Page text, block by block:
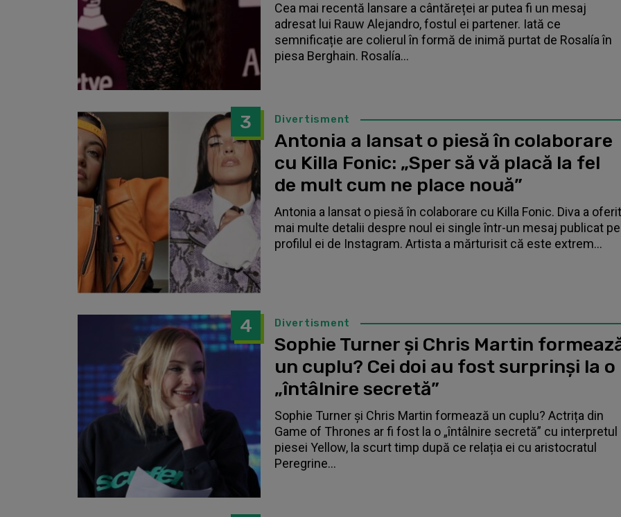
Cea mai recentă lansare a cântăreței ar putea fi un mesaj
adresat lui Rauw Alejandro, fostul ei partener. Iată ce
semnificație are colierul în formă de inimă purtat de Rosalía în
piesa Berghain. Rosalía...
3 Divertisment
Antonia a lansat o piesă în colaborare
cu Killa Fonic: „Sper să vă placă la fel
de mult cum ne place nouă”
Antonia a lansat o piesă în colaborare cu Killa Fonic. Diva a oferit
mai multe detalii despre noul ei single într-un mesaj publicat pe
profilul ei de Instagram. Artista a mărturisit că este extrem...
4 Divertisment
Sophie Turner și Chris Martin
un cuplu? Cei doi au fost surprinși la o
„întâlnire secretă”
Sophie Turner și Chris Martin formează un cuplu? Actrița din
Game of Thrones ar fi fost la o „întâlnire secretă” cu interpretul
piesei Yellow, la scurt timp după ce relația ei cu aristocratul
Peregrine...